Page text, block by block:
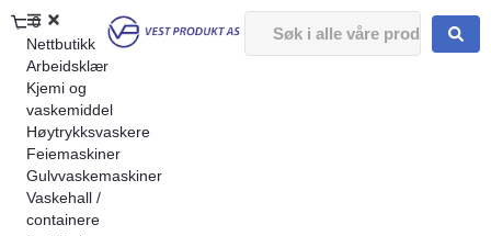
0
Nettbutikk
Arbeidsklær
Kjemi og
vaskemiddel
Høytrykksvaskere
Feiemaskiner
Gulvvaskemaskiner
Vaskehall /
containere